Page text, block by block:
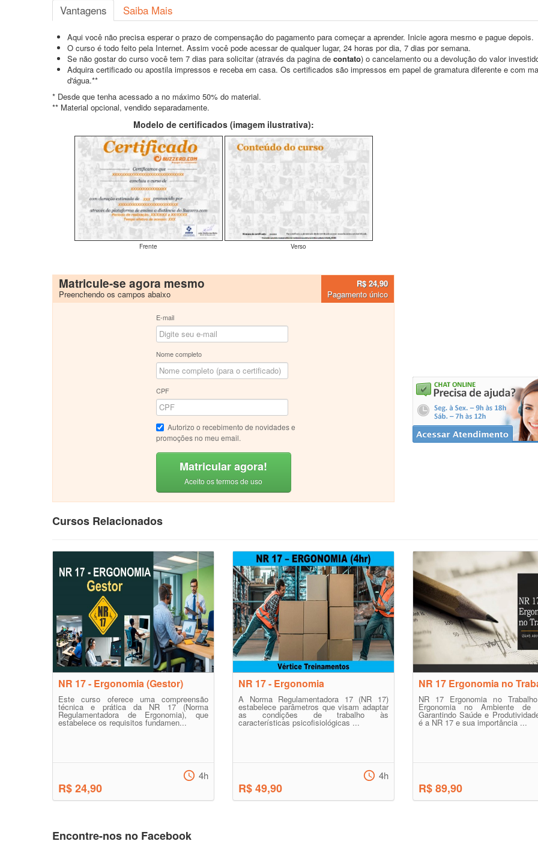
Vantagens Saiba Mais
Aqui você não precisa esperar o prazo de compensação do pagamento para começar a aprender. Inicie agora mesmo e pague depois.
O curso é todo feito pela Internet. Assim você pode acessar de qualquer lugar, 24 horas por dia, 7 dias por semana.
Se não gostar do curso você tem 7 dias para solicitar (através da pagina de contato) o cancelamento ou a devolução do valor
Adquira certificado ou apostila impressos e receba em casa. Os certificados são impressos em papel de gramatura diferente e com
d'água.**
* Desde que tenha acessado a no máximo 50% do material.
** Material opcional, vendido separadamente.
Modelo de certificados (imagem ilustrativa):
Frente Verso
Matricule-se agora mesmo
Preenchendo os campos abaixo
R$ 24,90
Pagamento único
E-mail
Nome completo
CPF
Autorizo o recebimento de novidades e
promoções no meu email.
Matricular agora!
Aceito os termos de uso
Cursos Relacionados
NR 17 - Ergonomia (Gestor)
Este curso oferece uma compreensão
técnica e prática da NR 17 (Norma
Regulamentadora de Ergonomia), que
estabelece os requisitos fundamen...
R$ 24,90
4h
NR 17 - Ergonomia
A Norma Regulamentadora 17 (NR 17)
estabelece parâmetros que visam adaptar
as condições de trabalho às
características psicofisiológicas ...
R$ 49,90
4h
NR 17 Ergonomia no
NR 17 Ergonomia no
Ergonomia no Ambiente de
Garantindo Saúde e
é a NR 17 e sua importância ...
R$ 89,90
Encontre-nos no Facebook